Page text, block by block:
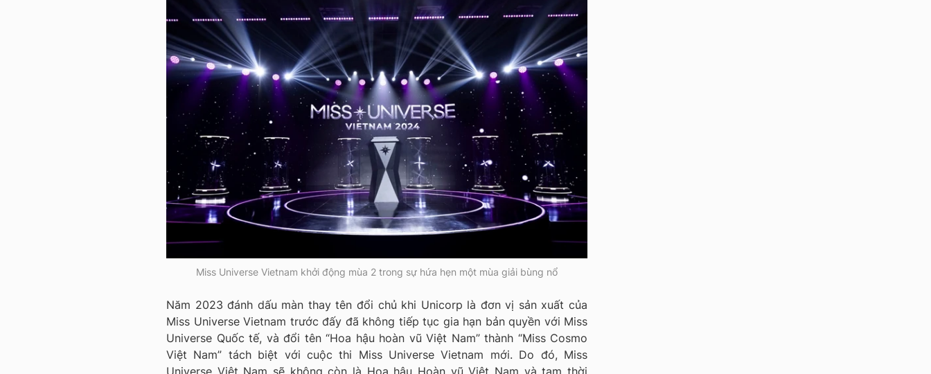
Miss Universe Vietnam khởi động mùa 2 trong sự hứa hẹn một mùa giải bùng nổ
Năm 2023 đánh dấu màn thay tên đổi chủ khi Unicorp là đơn vị sản xuất của
Miss Universe Vietnam trước đấy đã không tiếp tục gia hạn bản quyền với Miss
Universe Quốc tế, và đổi tên “Hoa hậu hoàn vũ Việt Nam” thành “Miss Cosmo
Việt Nam” tách biệt với cuộc thi Miss Universe Vietnam mới. Do đó, Miss
Universe Việt Nam sẽ không còn là Hoa hậu Hoàn vũ Việt Nam và tạm thời